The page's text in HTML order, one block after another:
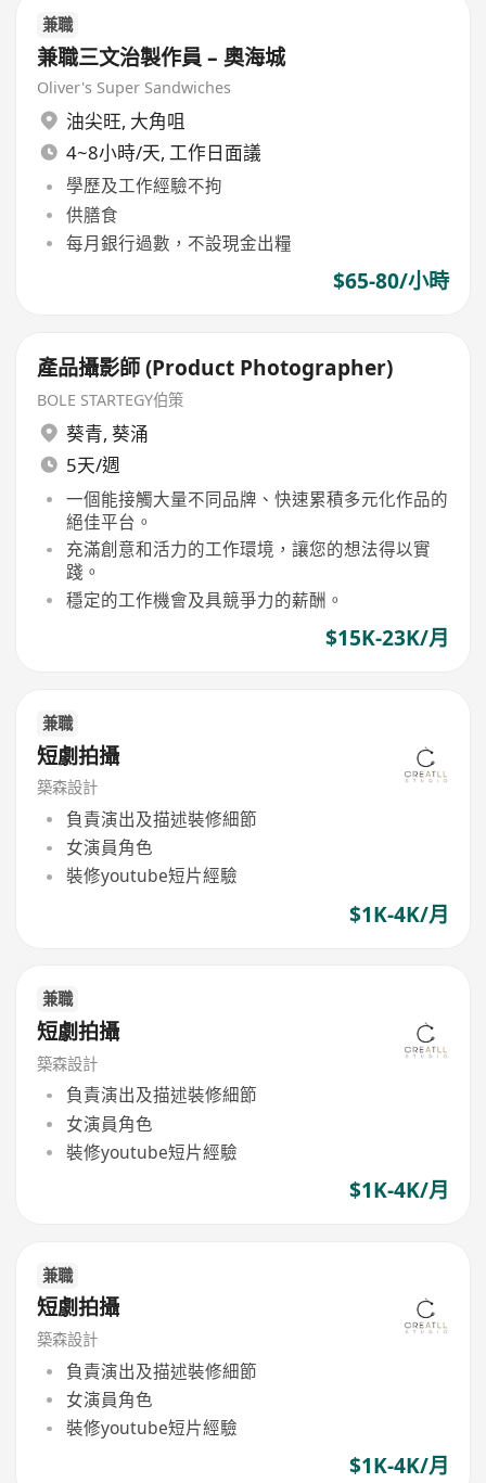
兼職
兼職三文治製作員 – 奧海城
Oliver's Super Sandwiches
油尖旺, 大角咀
4~8小時/天, 工作日面議
學歷及工作經驗不拘
供膳食
每月銀行過數，不設現金出糧
$65-80/小時
產品攝影師 (Product Photographer)
BOLE STARTEGY伯策
葵青, 葵涌
5天/週
一個能接觸大量不同品牌、快速累積多元化作品的
絕佳平台。
充滿創意和活力的工作環境，讓您的想法得以實
踐。
穩定的工作機會及具競爭力的薪酬。
$15K-23K/月
兼職
短劇拍攝
築森設計
負責演出及描述裝修細節
女演員角色
裝修youtube短片經驗
$1K-4K/月
兼職
短劇拍攝
築森設計
負責演出及描述裝修細節
女演員角色
裝修youtube短片經驗
$1K-4K/月
兼職
短劇拍攝
築森設計
負責演出及描述裝修細節
女演員角色
裝修youtube短片經驗
$1K-4K/月